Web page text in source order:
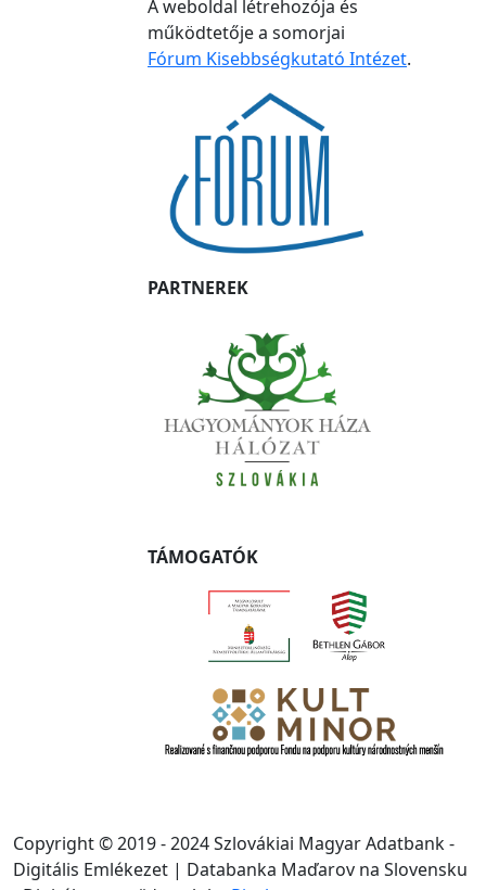
A weboldal létrehozója és
működtetője a somorjai
Fórum Kisebbségkutató Intézet.
PARTNEREK
TÁMOGATÓK
Copyright © 2019 - 2024 Szlovákiai Magyar Adatbank -
Digitális Emlékezet | Databanka Maďarov na Slovensku